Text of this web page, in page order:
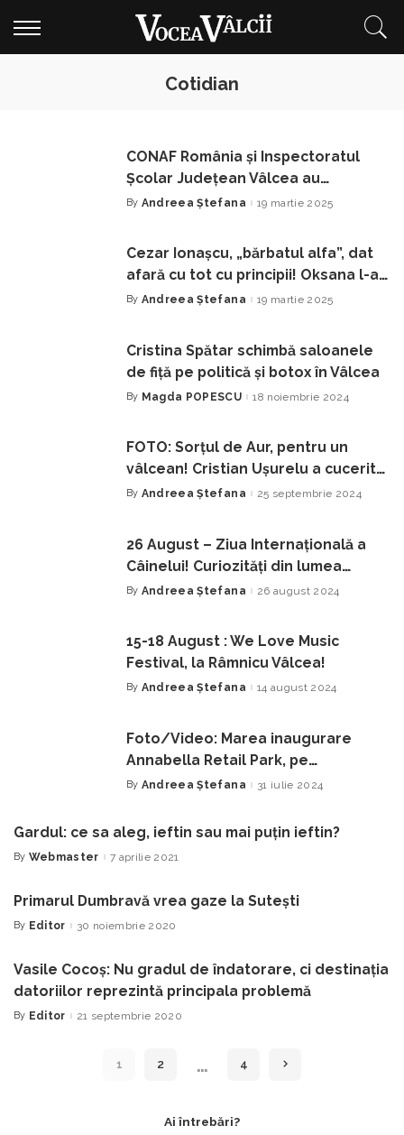
Cotidian
CONAF România și Inspectoratul
Școlar Județean Vâlcea au
organizat o întâlnire cu echipele
Posted
By Andreea Ștefana 19 martie 2025
Cezar Ionașcu, „bărbatul alfa”, dat
afară cu tot cu principii! Oksana l-a
prins cu amanta!
Posted
By Andreea Ștefana 19 martie 2025
Cristina Spătar schimbă saloanele
de fiță pe politică și botox în Vâlcea
Posted
By Magda POPESCU 18 noiembrie 2024
FOTO: Sorțul de Aur, pentru un
vâlcean! Cristian Ușurelu a cucerit
Masterchef!
Posted
By Andreea Ștefana 25 septembrie 2024
26 August – Ziua Internațională a
Câinelui! Curiozități din lumea
întreagă!
Posted
By Andreea Ștefana 26 august 2024
15-18 August : We Love Music
Festival, la Râmnicu Vâlcea!
Posted
By Andreea Ștefana 14 august 2024
Foto/Video: Marea inaugurare
Annabella Retail Park, pe
Bulevardul Dem Rădulescu, Râmnicu
Posted
By Andreea Ștefana 31 iulie 2024
Gardul: ce sa aleg, ieftin sau mai puțin ieftin?
Posted
By Webmaster 7 aprilie 2021
Primarul Dumbravă vrea gaze la Sutești
Posted
By Editor 30 noiembrie 2020
Vasile Cocoș: Nu gradul de îndatorare, ci destinația
datoriilor reprezintă principala problemă
Posted
By Editor 21 septembrie 2020
1 2 … 4
Ai întrebări?